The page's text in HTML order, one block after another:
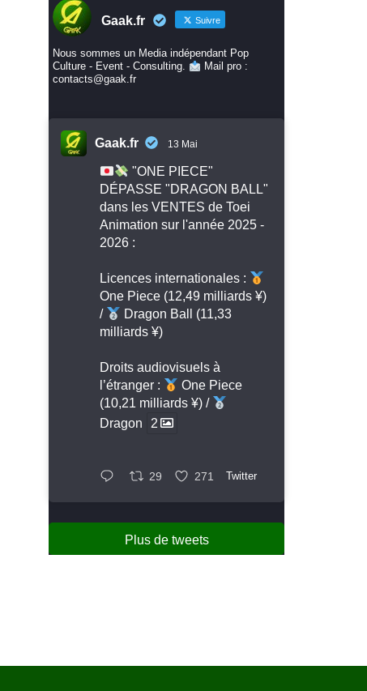
Gaak.fr Suivre
Nous sommes un Media indépendant Pop
Culture - Event - Consulting.
Mail pro :
contacts@gaak.fr
Gaak.fr 13 Mai
"ONE PIECE"
DÉPASSE "DRAGON BALL"
dans les VENTES de Toei
Animation sur l'année 2025 -
2026 :
Licences internationales :
One Piece (12,49 milliards ¥)
/
Dragon Ball (11,33
milliards ¥)
Droits audiovisuels à
l’étranger :
One Piece
(10,21 milliards ¥) /
Dragon
2
29 271 Twitter
Plus de tweets